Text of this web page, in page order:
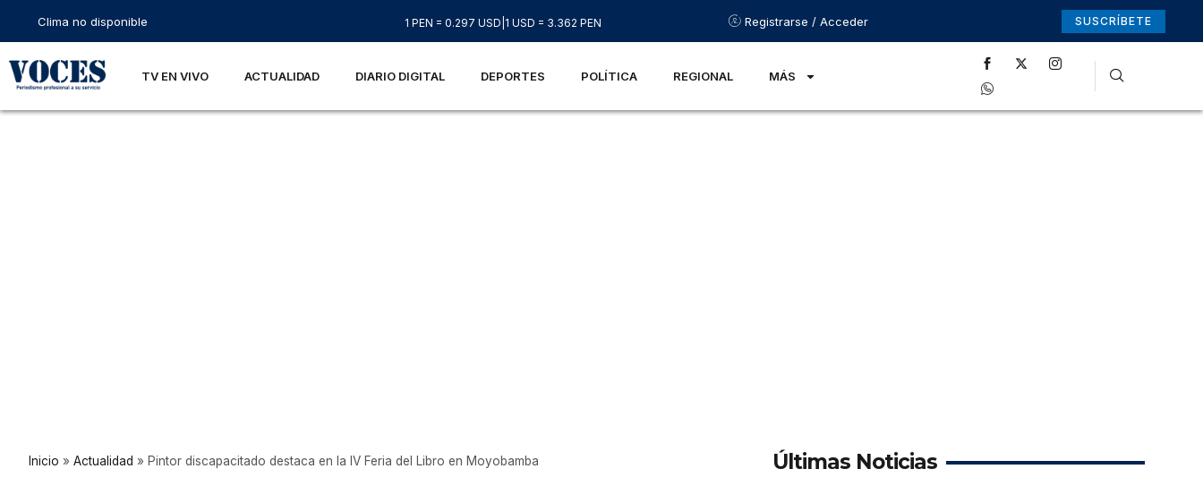
Clima no disponible 1 PEN = 0.297 USD 1 USD = 3.362 PEN Registrarse / Acceder SUSCRÍBETE
TV EN VIVO ACTUALIDAD DIARIO DIGITAL DEPORTES POLÍTICA REGIONAL MÁS
Inicio » Actualidad » Pintor discapacitado destaca en la IV Feria del Libro en Moyobamba Últimas Noticias